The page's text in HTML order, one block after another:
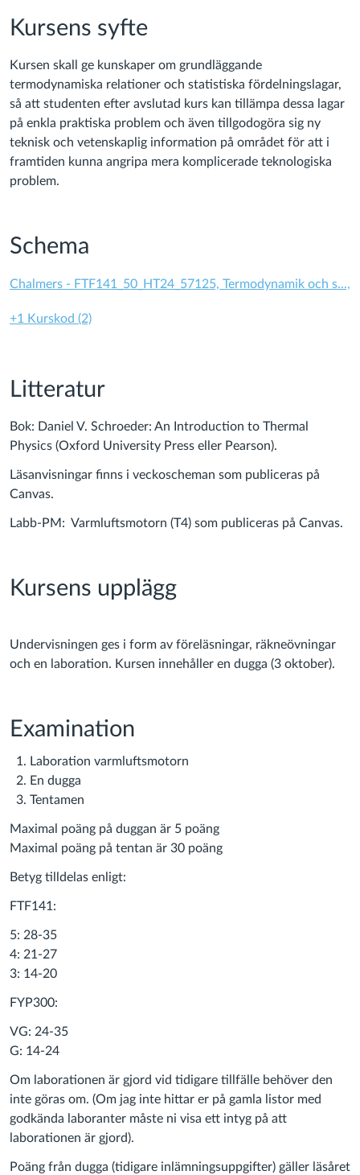
Kursens syfte
Kursen skall ge kunskaper om grundläggande
termodynamiska relationer och statistiska fördelningslagar,
så att studenten efter avslutad kurs kan tillämpa dessa lagar
på enkla praktiska problem och även tillgodogöra sig ny
teknisk och vetenskaplig information på området för att i
framtiden kunna angripa mera komplicerade teknologiska
problem.
Schema
Chalmers - FTF141_50_HT24_57125, Termodynamik och s...,
+1 Kurskod (2)
Litteratur
Bok: Daniel V. Schroeder: An Introduction to Thermal
Physics (Oxford University Press eller Pearson).
Läsanvisningar finns i veckoscheman som publiceras på
Canvas.
Labb-PM: Varmluftsmotorn (T4) som publiceras på Canvas.
Kursens upplägg
Undervisningen ges i form av föreläsningar, räkneövningar
och en laboration. Kursen innehåller en dugga (3 oktober).
Examination
Laboration varmluftsmotorn
En dugga
Tentamen
Maximal poäng på duggan är 5 poäng
Maximal poäng på tentan är 30 poäng
Betyg tilldelas enligt:
FTF141:
5: 28-35
4: 21-27
3: 14-20
FYP300:
VG: 24-35
G: 14-24
Om laborationen är gjord vid tidigare tillfälle behöver den
inte göras om. (Om jag inte hittar er på gamla listor med
godkända laboranter måste ni visa ett intyg på att
laborationen är gjord).
Poäng från dugga (tidigare inlämningsuppgifter) gäller läsåret